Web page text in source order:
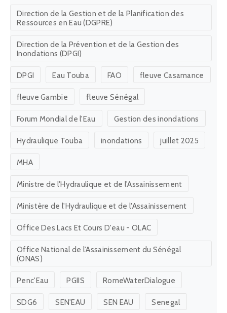
Direction de la Gestion et de la Planification des
Ressources en Eau (DGPRE)
Direction de la Prévention et de la Gestion des
Inondations (DPGI)
DPGI Eau Touba FAO fleuve Casamance
fleuve Gambie fleuve Sénégal
Forum Mondial de l'Eau Gestion des inondations
Hydraulique Touba inondations juillet 2025
MHA
Ministre de l'Hydraulique et de l'Assainissement
Ministère de l'Hydraulique et de l'Assainissement
Office Des Lacs Et Cours D'eau - OLAC
Office National de l'Assainissement du Sénégal
(ONAS)
Penc'Eau PGIIS RomeWaterDialogue
SDG6 SEN'EAU SEN EAU Senegal